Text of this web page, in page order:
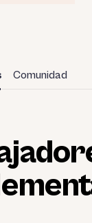
Comunidad